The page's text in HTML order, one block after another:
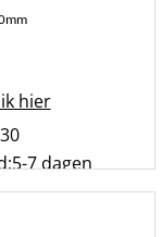
hier
5-7 dagen
Bestel